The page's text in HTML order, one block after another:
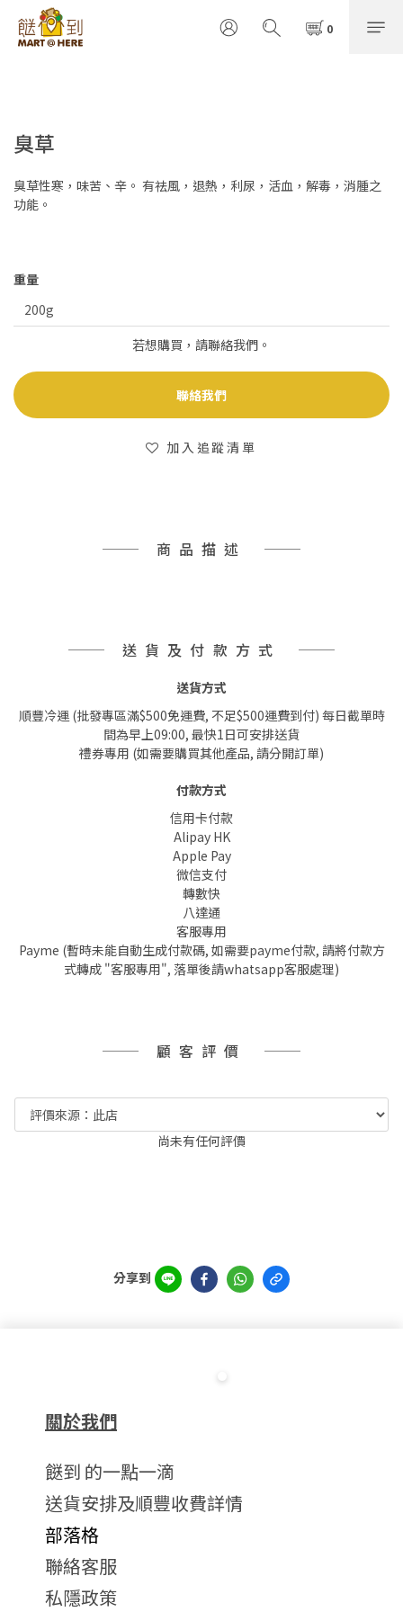
臭草
臭草性寒，味苦、辛。 有祛風，退熱，利尿，活血，解毒，消腫之
功能。
重量
若想購買，請聯絡我們。
聯絡我們
加入追蹤清單
商品描述
送貨及付款方式
送貨方式
順豐冷運 (批發專區滿$500免運費, 不足$500運費到付) 每日截單時
間為早上09:00, 最快1日可安排送貨
禮券專用 (如需要購買其他產品, 請分開訂單)
付款方式
信用卡付款
Alipay HK
Apple Pay
微信支付
轉數快
八達通
客服專用
Payme (暫時未能自動生成付款碼, 如需要payme付款, 請將付款方
式轉成 "客服專用", 落單後請whatsapp客服處理)
顧客評價
尚未有任何評價
分享到
關於我們
餸到 的一點一滴
送貨安排及順豐收費詳情
部落格
聯絡客服
私隱政策